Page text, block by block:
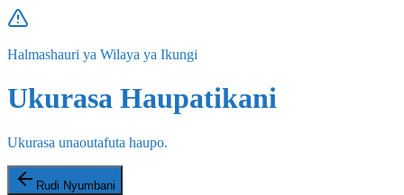
Halmashauri ya Wilaya ya Ikungi
Ukurasa Haupatikani
Ukurasa unaoutafuta haupo.
Rudi Nyumbani